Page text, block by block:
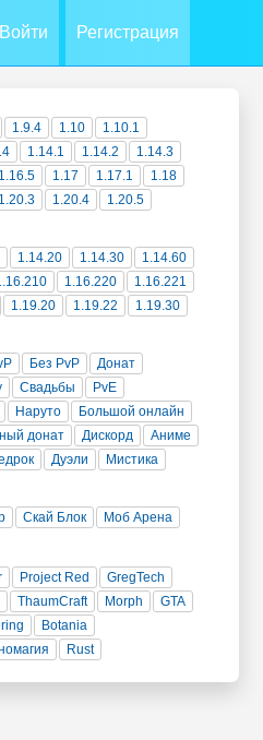
Войти Регистрация
1.9.4 1.10
1.10.1
1.14.1 1.14.2
1.14.3
1.16.5 1.17 1.17.1
1.18
1.20.3 1.20.4
1.20.5
1.14.20 1.14.30
1.14.60
1.16.220
1.16.221
1.19.20 1.19.22
1.19.30
Без PvP
Донат
Свадьбы
PvE
Наруто
Большой онлайн
донат Дискорд
Аниме
Дуэли
Мистика
Скай Блок
Моб Арена
Project Red
GregTech
ThaumCraft Morph
GTA
Botania
Rust